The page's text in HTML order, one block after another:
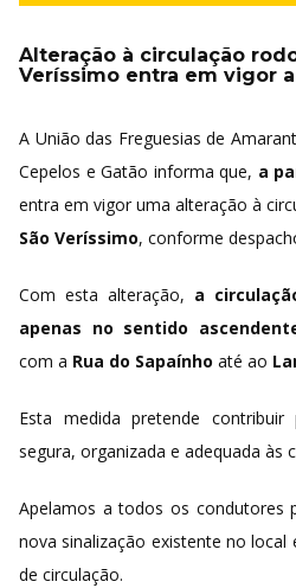
Alteração à circulação
Veríssimo entra em vigor
A União das Freguesias de
Cepelos e Gatão informa que, a
entra em vigor uma alteração à
São Veríssimo, conforme
Com esta alteração, a
apenas no sentido
com a Rua do Sapaínho até ao
Esta medida pretende
segura, organizada e adequada às
Apelamos a todos os condutores
nova sinalização existente no local
de circulação.